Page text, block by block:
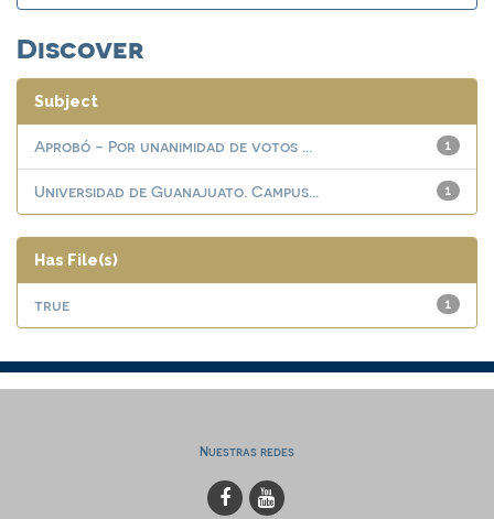
Discover
Subject
1
Aprobó - Por unanimidad de votos ...
1
Universidad de Guanajuato. Campus...
Has File(s)
1
true
Nuestras redes